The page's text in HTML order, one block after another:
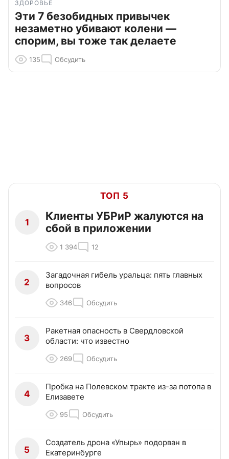
ЗДОРОВЬЕ
Эти 7 безобидных привычек
незаметно убивают колени —
спорим, вы тоже так делаете
135 Обсудить
ТОП 5
1
Клиенты УБРиР жалуются на
сбой в приложении
1 394 12
2
Загадочная гибель уральца: пять главных
вопросов
346 Обсудить
3
Ракетная опасность в Свердловской
области: что известно
269 Обсудить
4
Пробка на Полевском тракте из-за потопа в
Елизавете
95 Обсудить
5
Создатель дрона «Упырь» подорван в
Екатеринбурге